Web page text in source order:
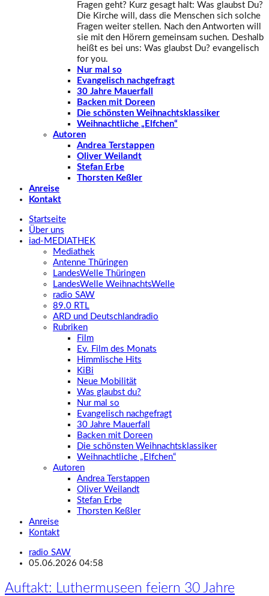
Fragen geht? Kurz gesagt halt: Was glaubst Du?
Die Kirche will, dass die Menschen sich solche
Fragen weiter stellen. Nach den Antworten will
sie mit den Hörern gemeinsam suchen. Deshalb
heißt es bei uns: Was glaubst Du? evangelisch
for you.
Nur mal so
Evangelisch nachgefragt
30 Jahre Mauerfall
Backen mit Doreen
Die schönsten Weihnachtsklassiker
Weihnachtliche „Elfchen“
Autoren
Andrea Terstappen
Oliver Weilandt
Stefan Erbe
Thorsten Keßler
Anreise
Kontakt
Startseite
Über uns
iad-MEDIATHEK
Mediathek
Antenne Thüringen
LandesWelle Thüringen
LandesWelle WeihnachtsWelle
radio SAW
89.0 RTL
ARD und Deutschlandradio
Rubriken
Film
Ev. Film des Monats
Himmlische Hits
KiBi
Neue Mobilität
Was glaubst du?
Nur mal so
Evangelisch nachgefragt
30 Jahre Mauerfall
Backen mit Doreen
Die schönsten Weihnachtsklassiker
Weihnachtliche „Elfchen“
Autoren
Andrea Terstappen
Oliver Weilandt
Stefan Erbe
Thorsten Keßler
Anreise
Kontakt
radio SAW
05.06.2026 04:58
Auftakt: Luthermuseen feiern 30 Jahre